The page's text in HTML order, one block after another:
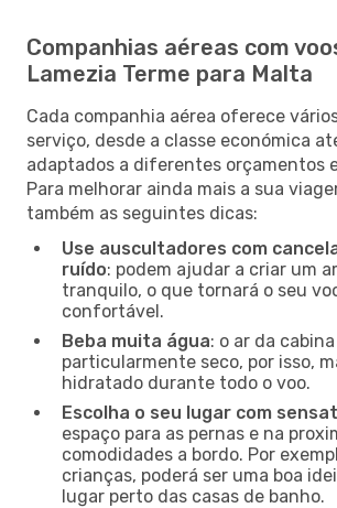
Companhias aéreas com
Lamezia Terme para Malta
Cada companhia aérea oferece
serviço, desde a classe económica
adaptados a diferentes orçamentos
Para melhorar ainda mais a sua
também as seguintes dicas:
Use auscultadores com
ruído: podem ajudar a criar um
tranquilo, o que tornará o seu
confortável.
Beba muita água: o ar da
particularmente seco, por isso,
hidratado durante todo o voo.
Escolha o seu lugar com
espaço para as pernas e na
comodidades a bordo. Por
crianças, poderá ser uma boa
lugar perto das casas de banho.